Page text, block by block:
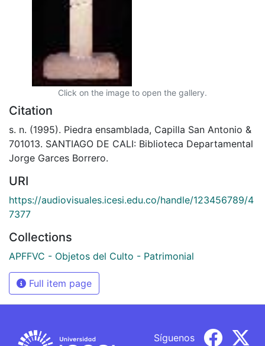
Click on the image to open the gallery.
Citation
s. n. (1995). Piedra ensamblada, Capilla San Antonio &
701013. SANTIAGO DE CALI: Biblioteca Departamental
Jorge Garces Borrero.
URI
https://audiovisuales.icesi.edu.co/handle/123456789/4
7377
Collections
APFFVC - Objetos del Culto - Patrimonial
Full item page
Síguenos